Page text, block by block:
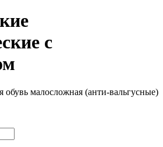
с
обувь малосложная (анти-вальгусные)